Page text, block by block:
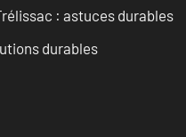
: astuces durables
durables